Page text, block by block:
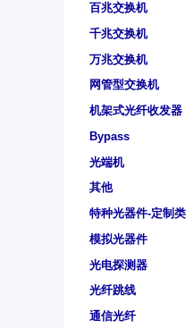
百兆交换机
千兆交换机
万兆交换机
网管型交换机
机架式光纤收发器
Bypass
光端机
其他
特种光器件-定制类
模拟光器件
光电探测器
光纤跳线
通信光纤